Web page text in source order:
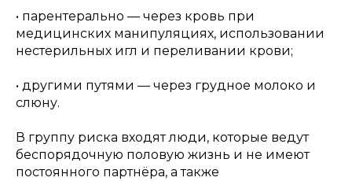
• парентерально — через кровь при
медицинских манипуляциях, использовании
нестерильных игл и переливании крови;
• другими путями — через грудное молоко и
слюну.
В группу риска входят люди, которые ведут
беспорядочную половую жизнь и не имеют
постоянного партнёра, а также